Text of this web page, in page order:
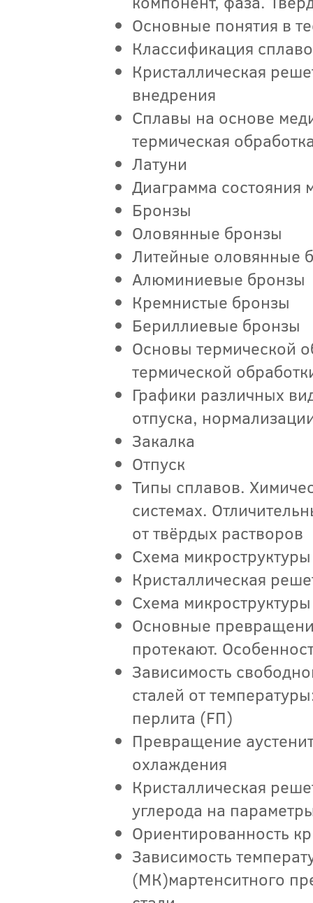
Основные понятия в
Классификация
Кристаллическая
внедрения
Сплавы на основе
термическая
Латуни
Диаграмма состояния
Бронзы
Оловянные бронзы
Литейные оловянные
Алюминиевые бронзы
Кремнистые бронзы
Бериллиевые бронзы
Основы термической
термической
Графики различных
отпуска,
Закалка
Отпуск
Типы сплавов.
системах.
от твёрдых растворов
Схема
Кристаллическая
Схема
Основные
протекают.
Зависимость
сталей от
перлита (FП)
Превращение
охлаждения
Кристаллическая
углерода на
Ориентированность
Зависимость
(МК)мартенситного